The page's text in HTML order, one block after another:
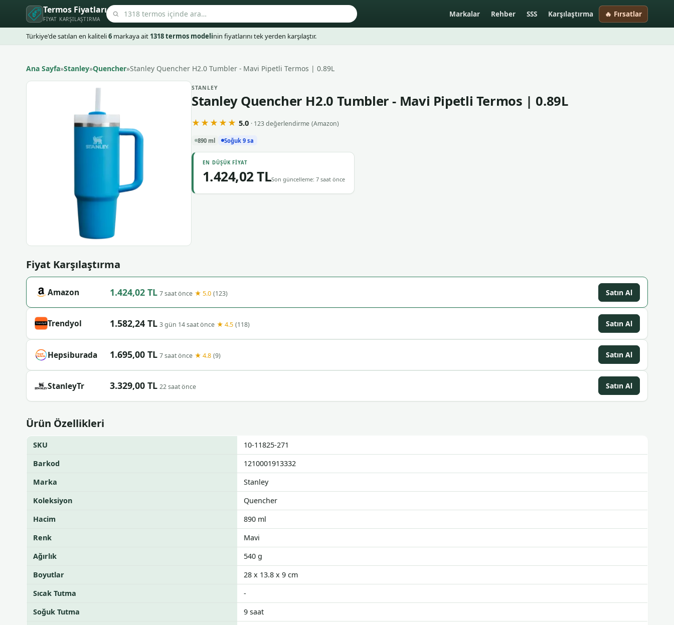
Termos Fiyatları
FIYAT KARŞILAŞTIRMA
Markalar Rehber SSS Karşılaştırma 🔥 Fırsatlar
Türkiye'de satılan en kaliteli6 markaya ait 1318 termos modelinin fiyatlarını tek yerden karşılaştır.
Ana Sayfa»Stanley»Quencher»Stanley Quencher H2.0 Tumbler - Mavi Pipetli Termos | 0.89L
STANLEY
Stanley Quencher H2.0 Tumbler - Mavi Pipetli Termos | 0.89L
★★★★★ 5.0 · 123 değerlendirme (Amazon)
890 ml Soğuk 9 sa
EN DÜŞÜK FIYAT
1.424,02 TLSon güncelleme: 7 saat önce
Fiyat Karşılaştırma
Amazon 1.424,02 TL 7 saat önce ★ 5.0 (123) Satın Al
Trendyol 1.582,24 TL 3 gün 14 saat önce ★ 4.5 (118) Satın Al
Hepsiburada 1.695,00 TL 7 saat önce ★ 4.8 (9) Satın Al
StanleyTr 3.329,00 TL 22 saat önce Satın Al
Ürün Özellikleri
SKU
10-11825-271
Barkod
1210001913332
Marka
Stanley
Koleksiyon
Quencher
Hacim
890 ml
Renk
Mavi
Ağırlık
540 g
Boyutlar
28 x 13.8 x 9 cm
Sıcak Tutma
-
Soğuk Tutma
9 saat